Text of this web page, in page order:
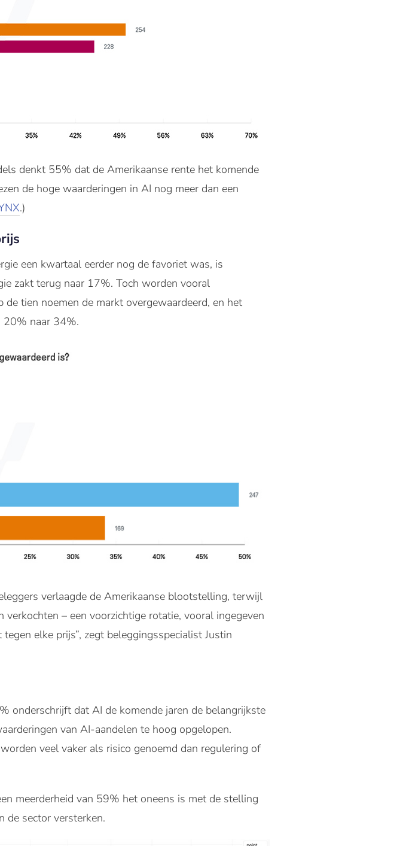
denkt 55% dat de Amerikaanse rente het komende
de hoge waarderingen in AI nog meer dan een
.)
een kwartaal eerder nog de favoriet was, is
zakt terug naar 17%. Toch worden vooral
tien noemen de markt overgewaardeerd, en het
20% naar 34%.
verlaagde de Amerikaanse blootstelling, terwijl
– een voorzichtige rotatie, vooral ingegeven
elke prijs”, zegt beleggingsspecialist Justin
onderschrijft dat AI de komende jaren de belangrijkste
van AI-aandelen te hoog opgelopen.
veel vaker als risico genoemd dan regulering of
meerderheid van 59% het oneens is met de stelling
de sector versterken.